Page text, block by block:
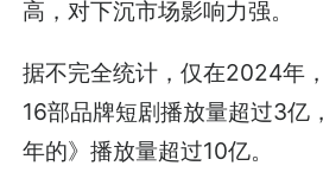
高，对下沉市场影响力强。
据不完全统计，仅在2024年
16部品牌短剧播放量超过3亿
年的》播放量超过10亿。